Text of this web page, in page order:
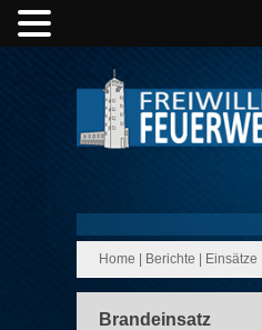
Home Berichte
Einsätze
Brandeinsatz